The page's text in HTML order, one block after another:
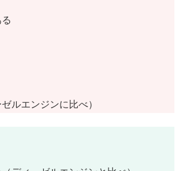
ルエンジンに比べ）